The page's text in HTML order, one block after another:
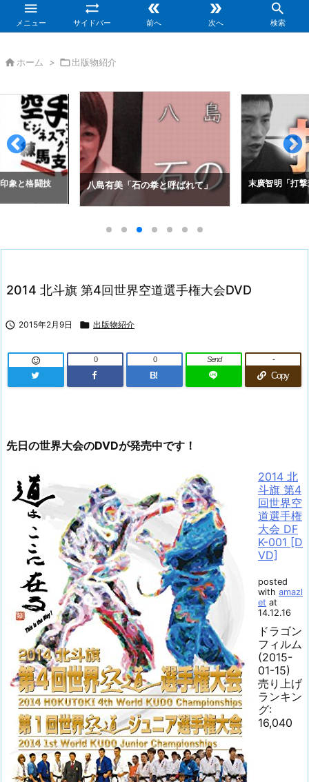

メニュー

サイドバー

前へ

次へ

検索
 ホーム > 出版物紹介
象と格闘技 八島有美「石の拳と呼ばれて」 末廣智明「打
2014 北斗旗 第4回世界空道選手権大会DVD
 2015年2月9日  出版物紹介
 0
B!
0 Send
Copy
-
先日の世界大会のDVDが発売中です！
2014 北
斗旗 第4
回世界空
道選手権
大会 DF
K-001 [D
VD]
posted
with amazl
et at
14.12.16
ドラゴン
フィルム
(2015-
01-15)
売り上げ
ランキン
グ:
16,040